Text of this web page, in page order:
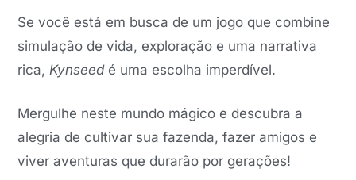
Se você está em busca de um jogo que combine
simulação de vida, exploração e uma narrativa
rica, Kynseedé uma escolha imperdível.
Mergulhe neste mundo mágico e descubra a
alegria de cultivar sua fazenda, fazer amigos e
viver aventuras que durarão por gerações!